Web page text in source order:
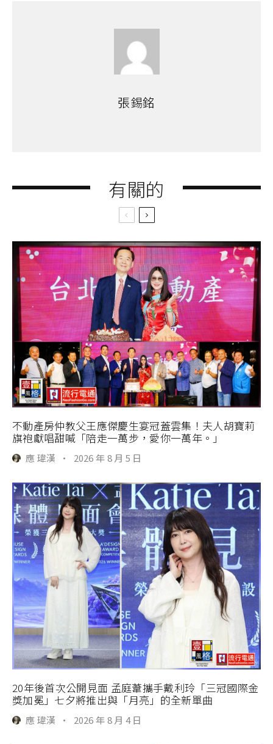
張錫銘
有關的
不動產房仲教父王應傑慶生宴冠蓋雲集！夫人胡寶莉
旗袍獻唱甜喊「陪走一萬步，愛你一萬年。」
應 瑋漢 · 2026 年 8 月 5 日
20年後首次公開見面 孟庭葦攜手戴利玲「三冠國際金
獎加冕」七夕將推出與「月亮」的全新單曲
應 瑋漢 · 2026 年 8 月 4 日